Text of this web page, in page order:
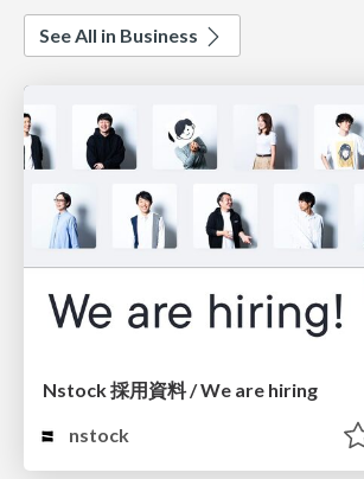
See All in Business
Nstock 採用資料 / We are hiring
nstock